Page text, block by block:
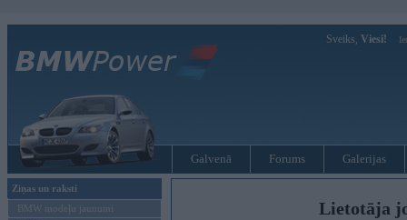
Sveiks, Viesi!
Galvenā Forums Galerijas
Ziņas un raksti
BMW modeļu jaunumi
Lietotāja